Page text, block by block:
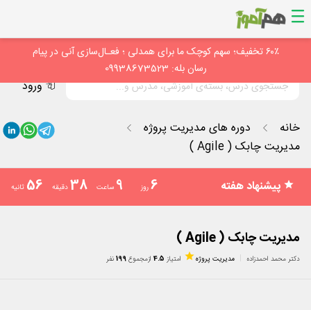
ورود
۶۰٪ تخفیف؛ سهم کوچک ما برای همدلی ؛ فعـال‌سازی آنی در پیام
رسان بله: 09938673523
خانه
دوره های مدیریت پروژه
مدیریت چابک ( Agile )
پیشنهاد هفته 6روز 9 ساعت 38دقیقه 56 ثانیه
مدیریت چابک ( Agile )
دکتر محمد احمدزاده مدیریت پروژه امتیاز 4.5 ازمجموع199نفر